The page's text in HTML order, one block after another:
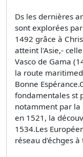
Ds les dernières
sont explorées
1492 grâce à
atteint l'Asie,-
Vasco de Gama
la route
Bonne
fondamentales st
notamment par
en 1521, la
1534.Les
réseau d'échges